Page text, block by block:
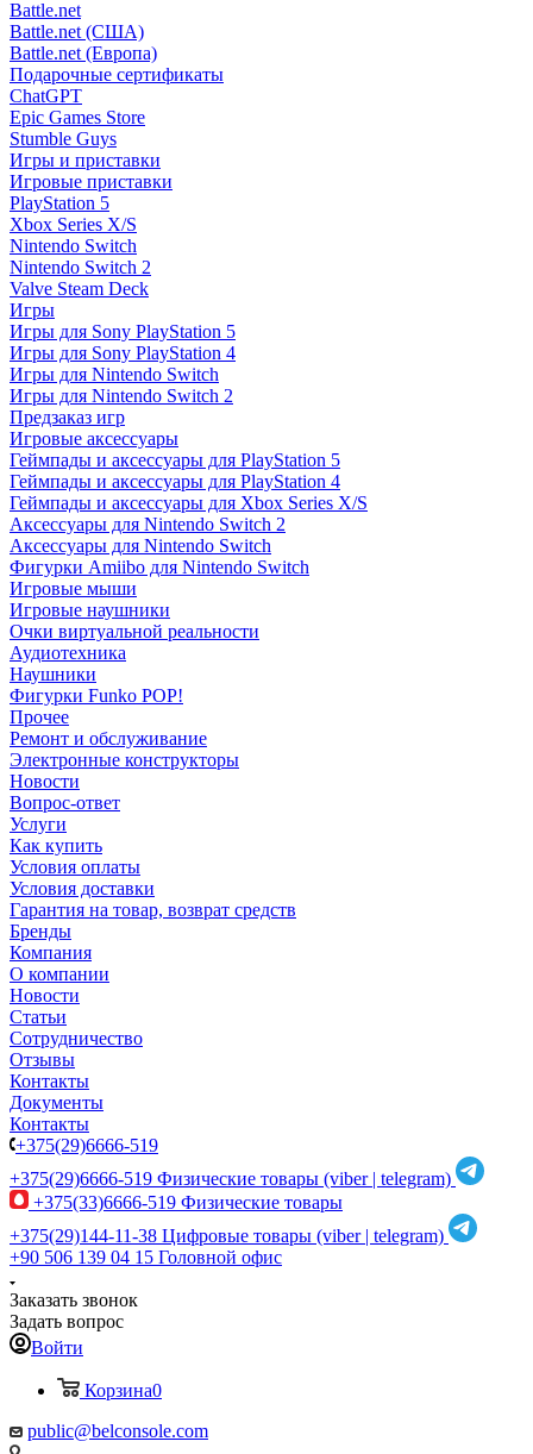
Battle.net
Battle.net (США)
Battle.net (Европа)
Подарочные сертификаты
ChatGPT
Epic Games Store
Stumble Guys
Игры и приставки
Игровые приставки
PlayStation 5
Xbox Series X/S
Nintendo Switch
Nintendo Switch 2
Valve Steam Deck
Игры
Игры для Sony PlayStation 5
Игры для Sony PlayStation 4
Игры для Nintendo Switch
Игры для Nintendo Switch 2
Предзаказ игр
Игровые аксессуары
Геймпады и аксессуары для PlayStation 5
Геймпады и аксессуары для PlayStation 4
Геймпады и аксессуары для Xbox Series X/S
Аксессуары для Nintendo Switch 2
Аксессуары для Nintendo Switch
Фигурки Amiibo для Nintendo Switch
Игровые мыши
Игровые наушники
Очки виртуальной реальности
Аудиотехника
Наушники
Фигурки Funko POP!
Прочее
Ремонт и обслуживание
Электронные конструкторы
Новости
Вопрос-ответ
Услуги
Как купить
Условия оплаты
Условия доставки
Гарантия на товар, возврат средств
Бренды
Компания
О компании
Новости
Статьи
Сотрудничество
Отзывы
Контакты
Документы
Контакты
+375(29)6666-519
+375(29)6666-519 Физические товары (viber | telegram)
+375(33)6666-519 Физические товары
+375(29)144-11-38 Цифровые товары (viber | telegram)
+90 506 139 04 15 Головной офис
Заказать звонок
Задать вопрос
Войти
Корзина0
public@belconsole.com